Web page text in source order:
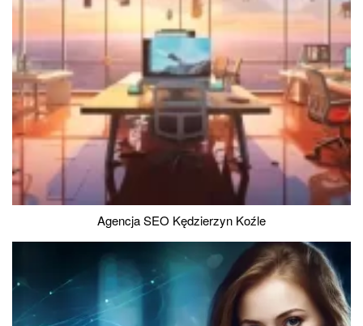
Agencja SEO Kędzierzyn Koźle